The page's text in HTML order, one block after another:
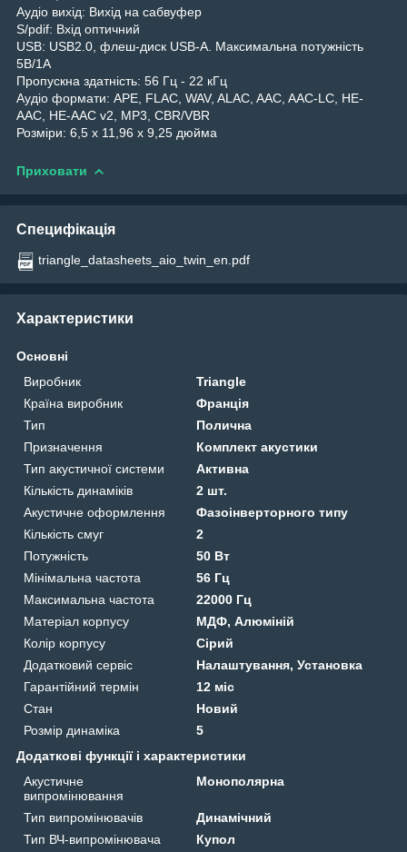
Аудіо вихід: Вихід на сабвуфер
S/pdif: Вхід оптичний
USB: USB2.0, флеш-диск USB-A. Максимальна потужність
5В/1А
Пропускна здатність: 56 Гц - 22 кГц
Аудіо формати: APE, FLAC, WAV, ALAC, AAC, AAC-LC, HE-
AAC, HE-AAC v2, MP3, CBR/VBR
Розміри: 6,5 х 11,96 х 9,25 дюйма
Приховати
Специфікація
triangle_datasheets_aio_twin_en.pdf
Характеристики
Основні
Виробник
Triangle
Країна виробник
Франція
Тип
Полична
Призначення
Комплект акустики
Тип акустичної системи
Активна
Кількість динаміків
2 шт.
Акустичне оформлення
Фазоінверторного типу
Кількість смуг
2
Потужність
50 Вт
Мінімальна частота
56 Гц
Максимальна частота
22000 Гц
Матеріал корпусу
МДФ, Алюміній
Колір корпусу
Сірий
Додатковий сервіс
Налаштування, Установка
Гарантійний термін
12 міс
Стан
Новий
Розмір динаміка
5
Додаткові функції і характеристики
Акустичне
випромінювання
Монополярна
Тип випромінювачів
Динамічний
Тип ВЧ-випромінювача
Купол